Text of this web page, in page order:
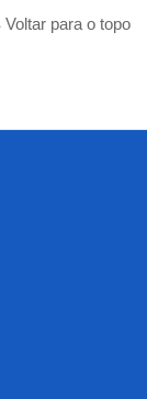
Voltar para o topo